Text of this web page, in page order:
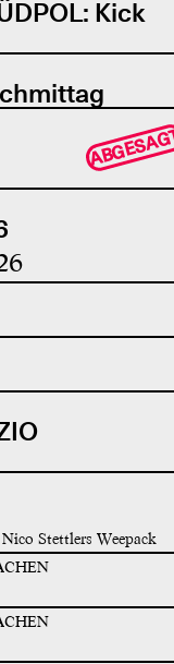
Kick
Stettlers Weepack